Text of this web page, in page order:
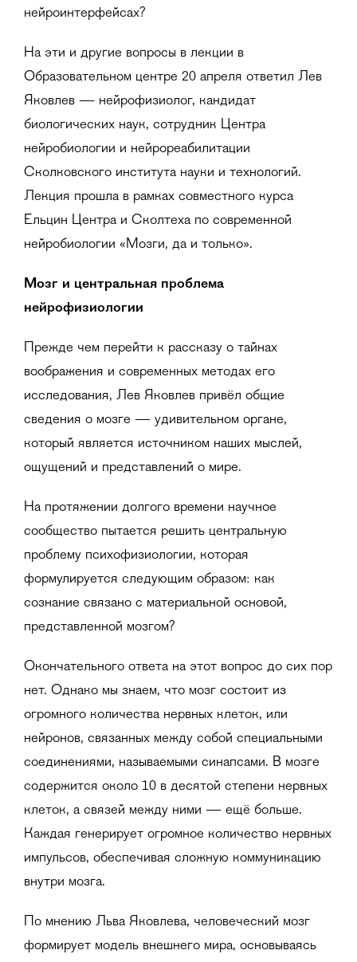
нейроинтерфейсах?
На эти и другие вопросы в лекции в
Образовательном центре 20 апреля ответил Лев
Яковлев — нейрофизиолог, кандидат
биологических наук, сотрудник Центра
нейробиологии и нейрореабилитации
Сколковского института науки и технологий.
Лекция прошла в рамках совместного курса
Ельцин Центра и Сколтеха по современной
нейробиологии «Мозги, да и только».
Мозг и центральная проблема
нейрофизиологии
Прежде чем перейти к рассказу о тайнах
воображения и современных методах его
исследования, Лев Яковлев привёл общие
сведения о мозге — удивительном органе,
который является источником наших мыслей,
ощущений и представлений о мире.
На протяжении долгого времени научное
сообщество пытается решить центральную
проблему психофизиологии, которая
формулируется следующим образом: как
сознание связано с материальной основой,
представленной мозгом?
Окончательного ответа на этот вопрос до сих пор
нет. Однако мы знаем, что мозг состоит из
огромного количества нервных клеток, или
нейронов, связанных между собой специальными
соединениями, называемыми синапсами. В мозге
содержится около 10 в десятой степени нервных
клеток, а связей между ними — ещё больше.
Каждая генерирует огромное количество нервных
импульсов, обеспечивая сложную коммуникацию
внутри мозга.
По мнению Льва Яковлева, человеческий мозг
формирует модель внешнего мира, основываясь